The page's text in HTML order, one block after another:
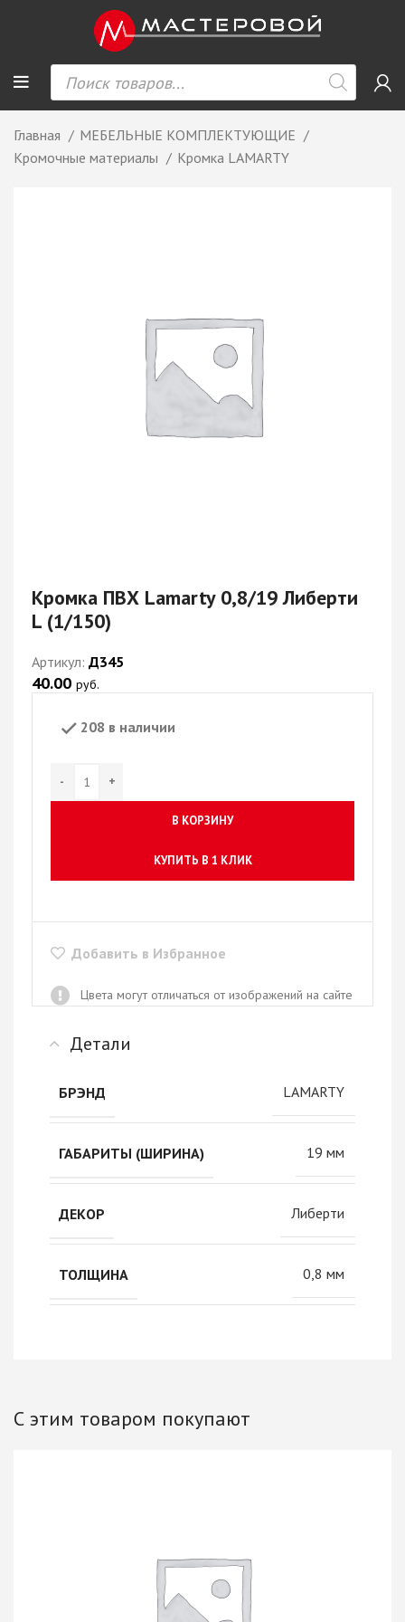
Главная
МЕБЕЛЬНЫЕ КОМПЛЕКТУЮЩИЕ
Кромочные материалы
Кромка LAMARTY
Кромка ПВХ Lamarty 0,8/19 Либерти
L (1/150)
Артикул: Д345
40.00 руб.
208 в наличии
В КОРЗИНУ
КУПИТЬ В 1 КЛИК
Добавить в Избранное
Цвета могут отличаться от изображений на сайте
Детали
БРЭНД LAMARTY
ГАБАРИТЫ (ШИРИНА) 19 мм
ДЕКОР Либерти
ТОЛЩИНА 0,8 мм
С этим товаром покупают